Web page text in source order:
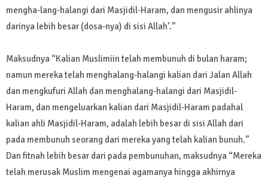
mengha-lang-halangi dari Masjidil-Haram, dan mengusir ahlinya
darinya lebih besar (dosa-nya) di sisi Allah’.”
Maksudnya “Kalian Muslimiin telah membunuh di bulan haram;
namun mereka telah menghalang-halangi kalian dari Jalan Allah
dan mengkufuri Allah dan menghalang-halangi dari Masjidil-
Haram, dan mengeluarkan kalian dari Masjidil-Haram padahal
kalian ahli Masjidil-Haram, adalah lebih besar di sisi Allah dari
pada membunuh seorang dari mereka yang telah kalian bunuh.”
Dan fitnah lebih besar dari pada pembunuhan, maksudnya “Mereka
telah merusak Muslim mengenai agamanya hingga akhirnya